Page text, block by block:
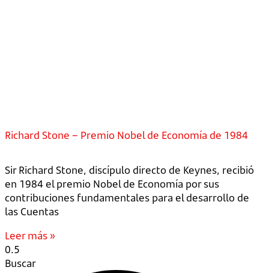
Richard Stone – Premio Nobel de Economía de 1984
Sir Richard Stone, discípulo directo de Keynes, recibió
en 1984 el premio Nobel de Economía por sus
contribuciones fundamentales para el desarrollo de
las Cuentas
Leer más »
Buscar